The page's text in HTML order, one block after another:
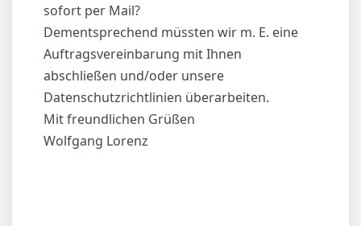
sofort per Mail?
Dementsprechend müssten wir m. E. eine
Auftragsvereinbarung mit Ihnen
abschließen und/oder unsere
Datenschutzrichtlinien überarbeiten.
Mit freundlichen Grüßen
Wolfgang Lorenz